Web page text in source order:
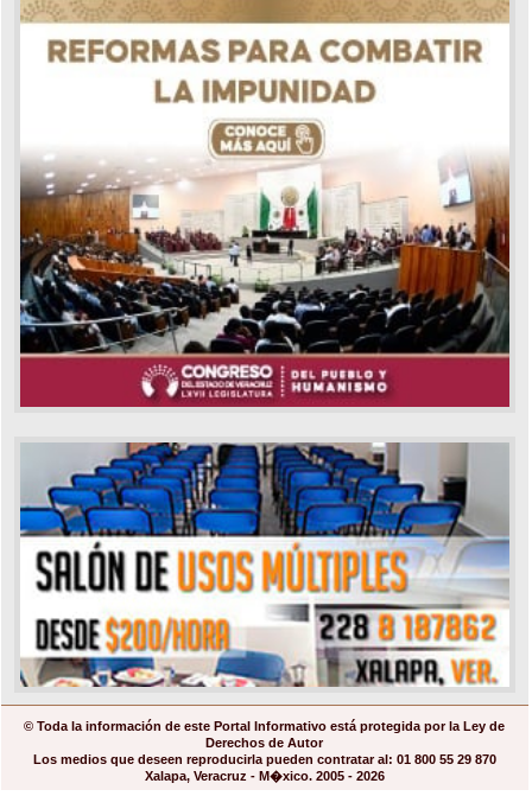
© Toda la información de este Portal Informativo está protegida por la Ley de
Derechos de Autor
Los medios que deseen reproducirla pueden contratar al: 01 800 55 29 870
Xalapa, Veracruz - M�xico. 2005 - 2026